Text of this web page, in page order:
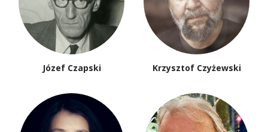
Józef Czapski Krzysztof Czyżewski